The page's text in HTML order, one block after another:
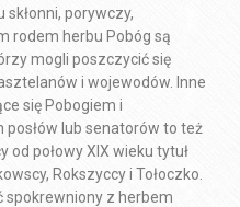
skłonni, porywczy,
rodem herbu Pobóg są
mogli poszczycić się
i wojewodów. Inne
się Pobogiem i
lub senatorów to też
od połowy XIX wieku tytuł
Rokszyccy i Tołoczko.
spokrewniony z herbem